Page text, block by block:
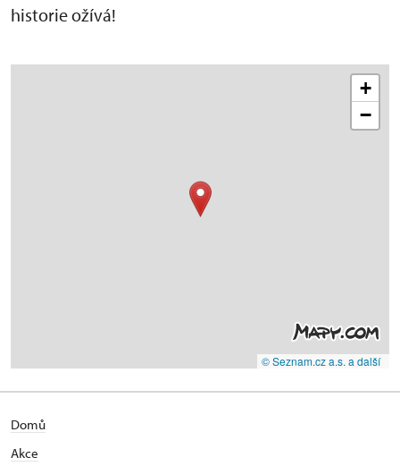
historie ožívá!
+
−
© Seznam.cz a.s. a další
Domů
Akce